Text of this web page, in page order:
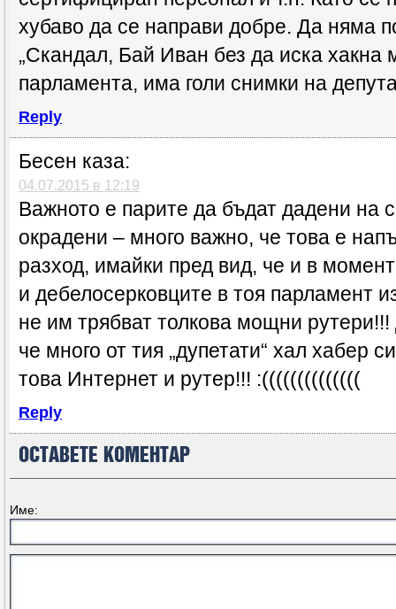
хубаво да се направи добре. Да няма
„Скандал, Бай Иван без да иска хакна
парламента, има голи снимки на
Reply
Бесен каза:
04.07.2015 в 12:19
Важното е парите да бъдат дадени на
окрадени – много важно, че това е
разход, имайки пред вид, че и в
и дебелосерковците в тоя парламент
не им трябват толкова мощни
че много от тия „дупетати“ хал хабер
това Интернет и рутер!!! :((((((((((((((
Reply
ОСТАВЕТЕ КОМЕНТАР
Име: